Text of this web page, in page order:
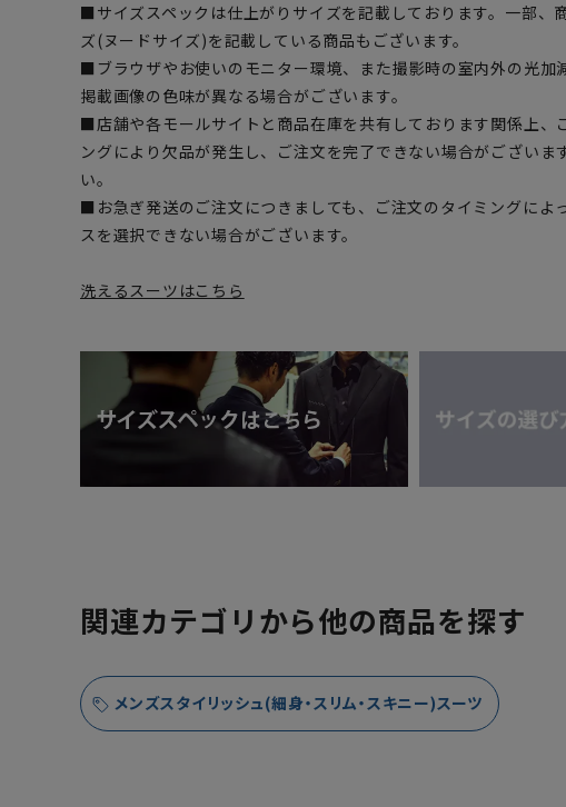
■サイズスペックは仕上がりサイズを記載しております。一部、
ズ(ヌードサイズ)を記載している商品もございます。
■ブラウザやお使いのモニター環境、また撮影時の室内外の光加
掲載画像の色味が異なる場合がございます。
■店舗や各モールサイトと商品在庫を共有しております関係上、
ングにより欠品が発生し、ご注文を完了できない場合がございま
い。
■お急ぎ発送のご注文につきましても、ご注文のタイミングによ
スを選択できない場合がございます。
洗えるスーツはこちら
関連カテゴリから他の商品を探す
メンズスタイリッシュ(細身・スリム・スキニー)スーツ